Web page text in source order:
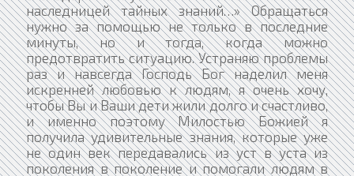
наследницей тайных знаний…» Обращаться
нужно за помощью не только в последние
минуты, но и тогда, когда можно
предотвратить ситуацию. Устраняю проблемы
раз и навсегда Господь Бог наделил меня
искренней любовью к людям, я очень хочу,
чтобы Вы и Ваши дети жили долго и счастливо,
и именно поэтому Милостью Божией я
получила удивительные знания, которые уже
не один век передавались из уст в уста из
поколения в поколение и помогали людям в